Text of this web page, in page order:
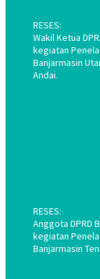
RESES:
Wakil Ketua
kegiatan
Banjarmasin
Andai.
RESES:
Anggota DPRD
kegiatan
Banjarmasin